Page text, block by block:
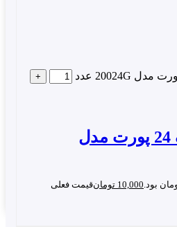
پچ پنل POE گیگ 24 پورت مدل
10,000 تومان قیمت فعلی